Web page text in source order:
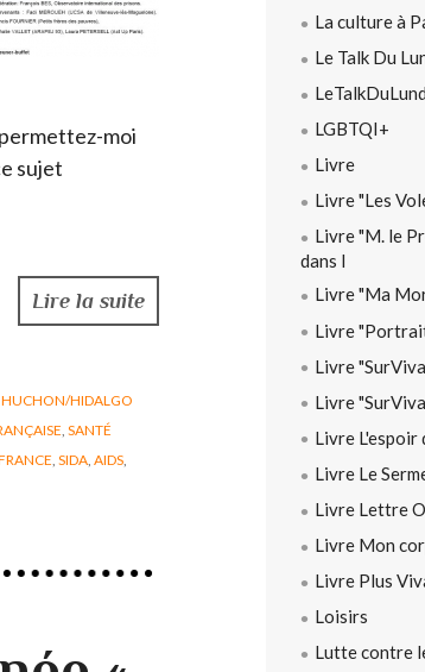
moi
sujet
Lire la suite
HUCHON/HIDALGO
SANTÉ
SIDA AIDS
La culture à
Le Talk Du
LGBTQI+
Livre
Livre "Les
Livre "M. le
dans l
Livre "Ma
Livre
Livre
Livre
Livre L'espoir
Livre Le
Livre Lettre
Livre Mon
Livre Plus
Loisirs
Lutte contre